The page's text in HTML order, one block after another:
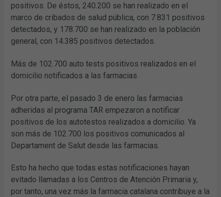
positivos. De éstos, 240.200 se han realizado en el
marco de cribados de salud pública, con 7.831 positivos
detectados, y 178.700 se han realizado en la población
general, con 14.385 positivos detectados.
Más de 102.700 auto tests positivos realizados en el
domicilio notificados a las farmacias
Por otra parte, el pasado 3 de enero las farmacias
adheridas al programa TAR empezaron a notificar
positivos de los autotestos realizados a domicilio. Ya
son más de 102.700 los positivos comunicados al
Departament de Salut desde las farmacias.
Esto ha hecho que todas estas notificaciones hayan
evitado llamadas a los Centros de Atención Primaria y,
por tanto, una vez más la farmacia catalana contribuye a la